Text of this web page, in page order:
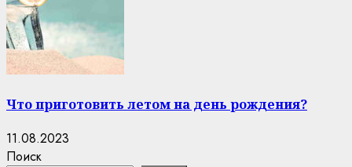
Что приготовить летом на день рождения?
11.08.2023
Поиск